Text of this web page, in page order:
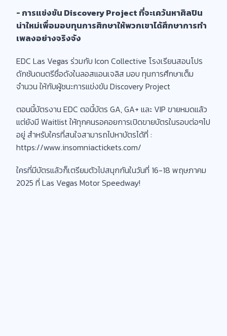
- การแข่งขัน Discovery Project ที่จะเคว้นหาศิลปิน
น่าใหม่เพื่อมอบทุนการศิกษาให้พวกเขาได้ศึกษาการทำ
เพลงอย่างจริงจัง
EDC Las Vegas ร่วมกับ Icon Collective โรงเรียนสอนโปร
ดักชันดนตรีชื่อดังในลอสแอนเจลิส มอบ ทุนการศึกษาเต็ม
จำนวน ให้กับผู้ชนะการแข่งขัน Discovery Project
ตอนนี้บัตรงาน EDC ตอนี้บัตร GA, GA+ และ VIP ขายหมดแล้ว
แต่ยังมี Waitlist ให้ทุกคนรอคอยการเปิดขายบัตรในรอบต่อๆไป
อยู่ สำหรับใครที่สนใจสามารถไปหาบัตรได้ที่ :
https://www.insomniactickets.com/
ใครที่มีบัตรแล้วก็เตรียมตัวไปสนุกกันในวันที่ 16-18 พฤษภาคม
2025 ที่ Las Vegas Motor Speedway!